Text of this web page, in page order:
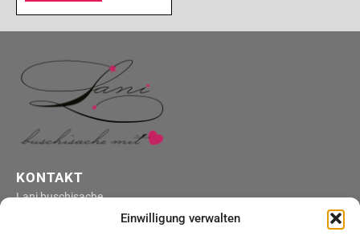
Einwilligung verwalten
KONTAKT
Lani buschisache
kontakt@lani-buschisache.ch